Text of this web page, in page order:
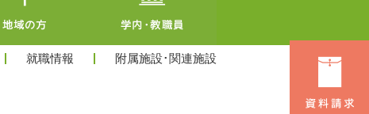
就職情報 附属施設･関連施設